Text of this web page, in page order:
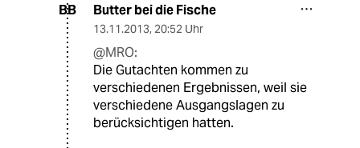
BB Butter bei die Fische
13.11.2013, 20:52 Uhr
@MRO:
Die Gutachten kommen zu
verschiedenen Ergebnissen, weil sie
verschiedene Ausgangslagen zu
berücksichtigen hatten.